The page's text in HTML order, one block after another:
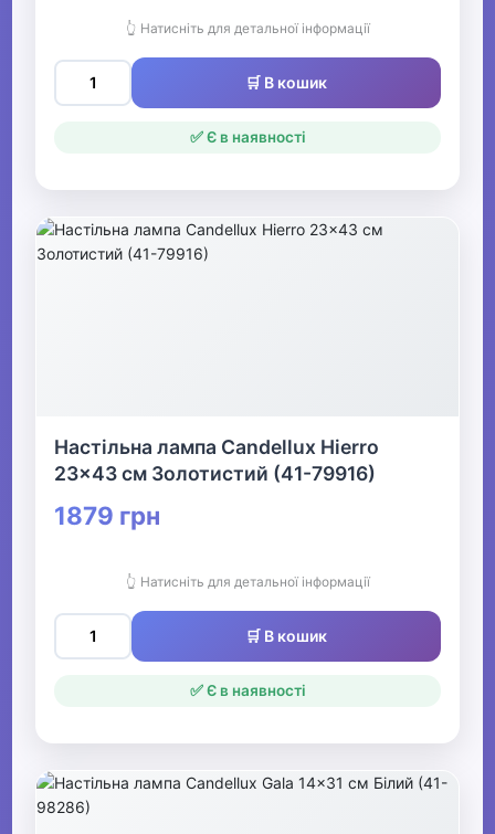
👆 Натисніть для детальної інформації
🛒 В кошик
✅ Є в наявності
Настільна лампа Candellux Hierro
23x43 см Золотистий (41-79916)
1879 грн
👆 Натисніть для детальної інформації
🛒 В кошик
✅ Є в наявності